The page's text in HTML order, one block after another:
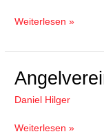
Weiterlesen »
Daniel Hilger
Angelverein
Braidbach
Weiterlesen »